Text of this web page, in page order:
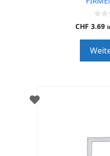
0
o
o
f
5
CHF 3.69